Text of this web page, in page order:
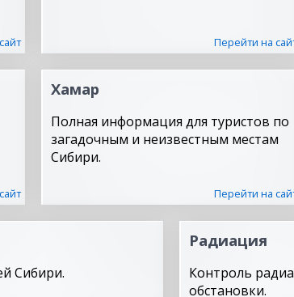
Перейти на
Хамар
Полная информация для туристов по
загадочным и неизвестным местам
Сибири.
Перейти на
Сибири.
Радиация
Контроль
обстановки.